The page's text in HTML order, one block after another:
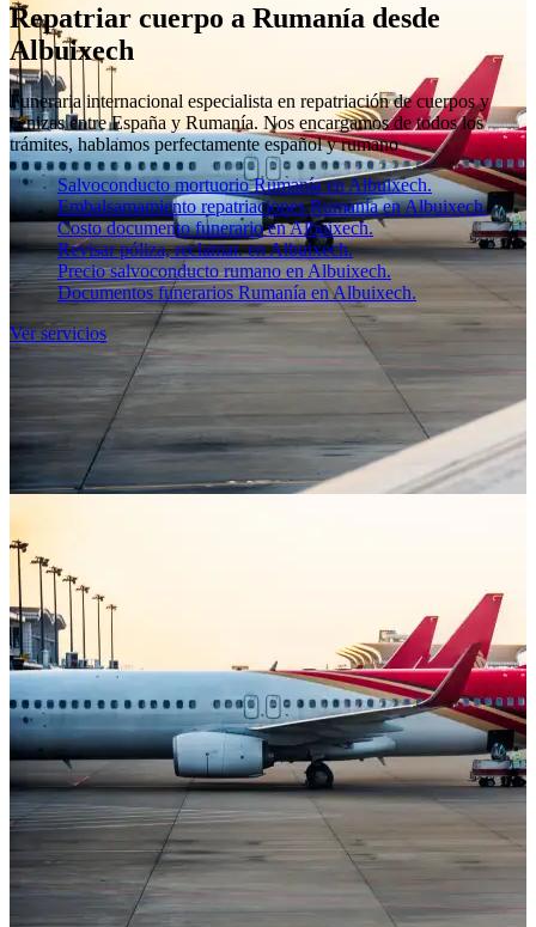
Repatriar cuerpo a Rumanía desde
Albuixech
Funeraria internacional especialista en repatriación de cuerpos y
cenizas entre España y Rumanía. Nos encargamos de todos los
trámites, hablamos perfectamente español y rumano
Salvoconducto mortuorio Rumanía en Albuixech.
Embalsamamiento repatriaciones Rumanía en Albuixech.
Costo documento funerario en Albuixech.
Revisar póliza, reclamar. en Albuixech.
Precio salvoconducto rumano en Albuixech.
Documentos funerarios Rumanía en Albuixech.
Ver servicios